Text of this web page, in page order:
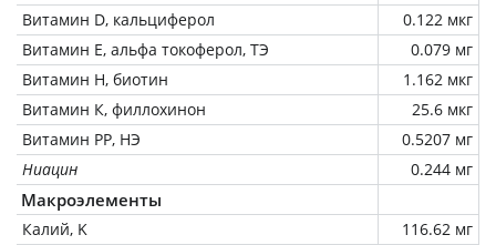
Витамин D, кальциферол
0.122 мкг
Витамин Е, альфа токоферол, ТЭ
0.079 мг
Витамин Н, биотин
1.162 мкг
Витамин К, филлохинон
25.6 мкг
Витамин РР, НЭ
0.5207 мг
Ниацин
0.244 мг
Макроэлементы
Калий, K
116.62 мг